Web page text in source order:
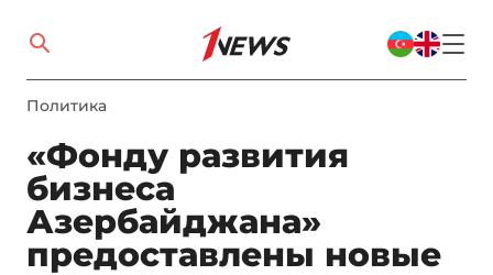
Политика
«Фонду развития
бизнеса
Азербайджана»
предоставлены новые